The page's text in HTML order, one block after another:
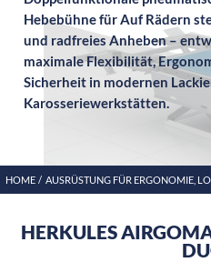
Hebebühne für Auf Rädern
und radfreies Anheben –
maximale Flexibilität,
Sicherheit in modernen
Karosseriewerkstätten.
HOME AUSRÜSTUNG FÜR ERGONOMIE,
HERKULES